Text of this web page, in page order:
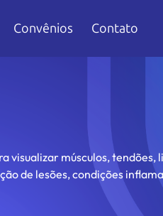
Convênios Contato
visualizar músculos,
de lesões, condições